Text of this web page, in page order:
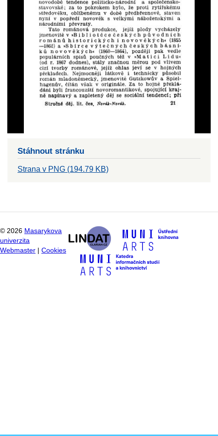
Stáhnout stránku
Strana v PNG (194.79 KB)
© 2026 Masarykova
univerzita
Webmaster
Cookies